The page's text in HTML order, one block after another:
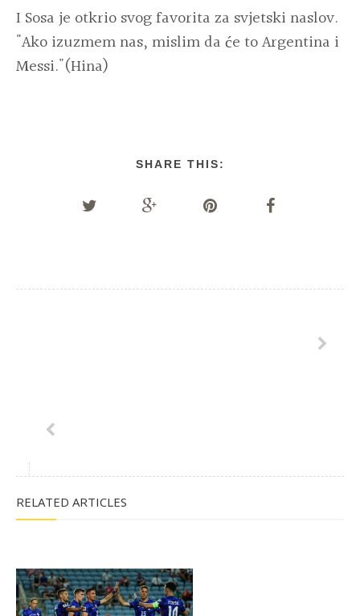
I Sosa je otkrio svog favorita za svjetski naslov.
"Ako izuzmem nas, mislim da će to Argentina i
Messi."(Hina)
SHARE THIS:
RELATED ARTICLES